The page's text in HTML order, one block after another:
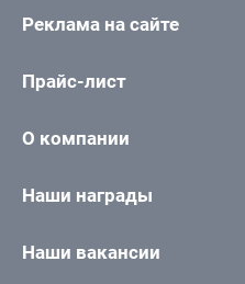
Реклама на сайте
Прайс-лист
О компании
Наши награды
Наши вакансии